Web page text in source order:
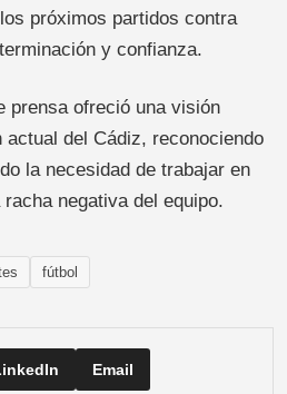
próximos partidos contra
y confianza.
prensa ofreció una visión
del Cádiz, reconociendo
la necesidad de trabajar en
negativa del equipo.
fútbol
Email